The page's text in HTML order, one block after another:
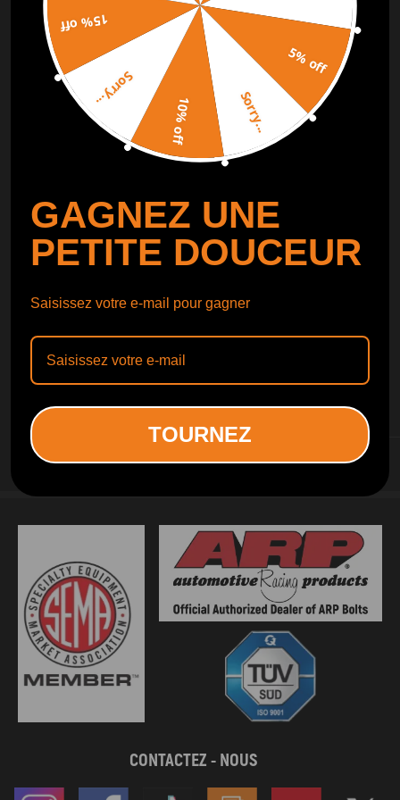
SUIVI DE COMMANDE
Catalogue gratuit
Obtenir le
Catalogue
SERVICES D INFORMATION
SERVICES AUX CLIENTS
CONTACTEZ - NOUS
5% off
Sorry...
10% off
Sorry...
15% off
GAGNEZ UNE
PETITE DOUCEUR
Saisissez votre e-mail pour gagner
TOURNEZ